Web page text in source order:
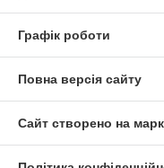
Графік роботи
Повна версія сайту
Сайт створено на